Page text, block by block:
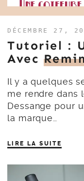
DÉCEMBRE 27,
Tutoriel :
Avec
Il y a quelques
me rendre dans
Dessange pour
la marque…
LIRE LA SUITE